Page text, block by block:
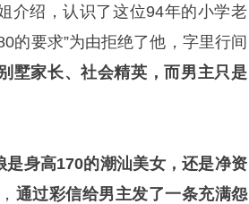
介绍，认识了这位94年的小学老
的要求”为由拒绝了他，字里行间
墅家长、社会精英，而男主只是
身高170的潮汕美女，还是净资
通过彩信给男主发了一条充满怨